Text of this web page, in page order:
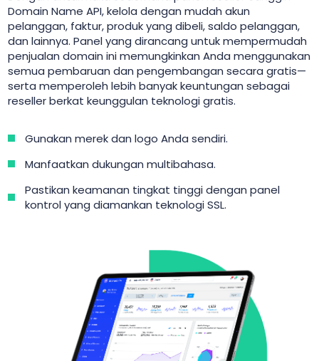
Domain Name API, kelola dengan mudah akun
pelanggan, faktur, produk yang dibeli, saldo pelanggan,
dan lainnya. Panel yang dirancang untuk mempermudah
penjualan domain ini memungkinkan Anda menggunakan
semua pembaruan dan pengembangan secara gratis—
serta memperoleh lebih banyak keuntungan sebagai
reseller berkat keunggulan teknologi gratis.
Gunakan merek dan logo Anda sendiri.
Manfaatkan dukungan multibahasa.
Pastikan keamanan tingkat tinggi dengan panel
kontrol yang diamankan teknologi SSL.